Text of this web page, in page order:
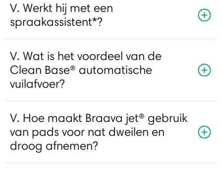
V. Werkt hij met een
spraakassistent*?
V. Wat is het voordeel van de
Clean Base® automatische
vuilafvoer?
V. Hoe maakt Braava jet® gebruik
van pads voor nat dweilen en
droog afnemen?